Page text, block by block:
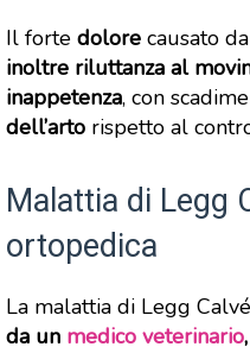
Il forte dolore causato
inoltre riluttanza al
inappetenza, con
dell’arto rispetto al
Malattia di Legg
ortopedica
La malattia di Legg
da un medico veterinario